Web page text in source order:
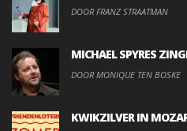
DOOR FRANZ STRAATMAN
MICHAEL SPYRES
DOOR MONIQUE TEN BOSKE
KWIKZILVER IN